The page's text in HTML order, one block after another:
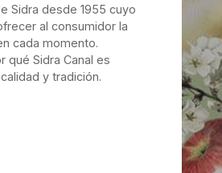
Sidra desde 1955 cuyo
al consumidor la
cada momento.
qué Sidra Canal es
y tradición.